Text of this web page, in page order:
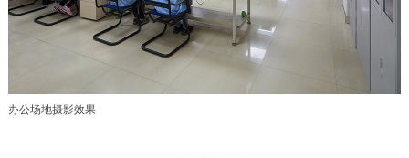
办公场地摄影效果